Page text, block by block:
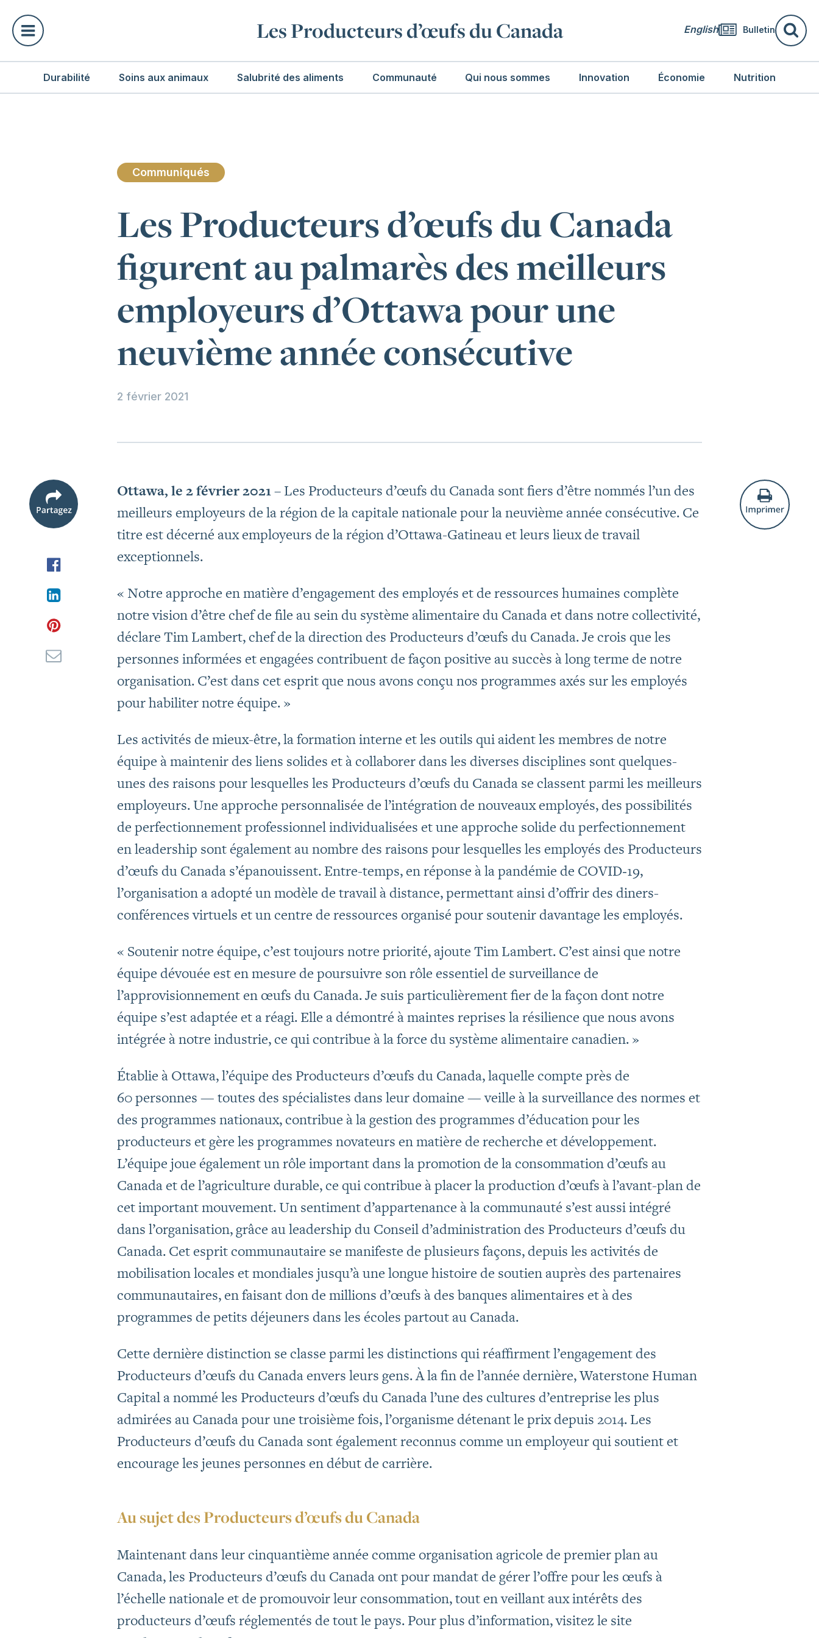
Les Producteurs d’œufs du Canada English Bulletin
Durabilité Soins aux animaux Salubrité des aliments Communauté Qui nous sommes Innovation Économie Nutrition
Communiqués
Les Producteurs d’œufs du Canada
figurent au palmarès des meilleurs
employeurs d’Ottawa pour une
neuvième année consécutive
2 février 2021
Ottawa, le 2 février 2021– Les Producteurs d’œufs du Canada sont fiers d’être nommés l’un des
meilleurs employeurs de la région de la capitale nationale pour la neuvième année consécutive. Ce
titre est décerné aux employeurs de la région d’Ottawa-Gatineau et leurs lieux de travail
exceptionnels.
« Notre approche en matière d’engagement des employés et de ressources humaines complète
notre vision d’être chef de file au sein du système alimentaire du Canada et dans notre collectivité,
déclare Tim Lambert, chef de la direction des Producteurs d’œufs du Canada. Je crois que les
personnes informées et engagées contribuent de façon positive au succès à long terme de notre
organisation. C’est dans cet esprit que nous avons conçu nos programmes axés sur les employés
pour habiliter notre équipe. »
Les activités de mieux-être, la formation interne et les outils qui aident les membres de notre
équipe à maintenir des liens solides et à collaborer dans les diverses disciplines sont quelques-
unes des raisons pour lesquelles les Producteurs d’œufs du Canada se classent parmi les meilleurs
employeurs. Une approche personnalisée de l’intégration de nouveaux employés, des possibilités
de perfectionnement professionnel individualisées et une approche solide du perfectionnement
en leadership sont également au nombre des raisons pour lesquelles les employés des Producteurs
d’œufs du Canada s’épanouissent. Entre-temps, en réponse à la pandémie de COVID‑19,
l’organisation a adopté un modèle de travail à distance, permettant ainsi d’offrir des diners-
conférences virtuels et un centre de ressources organisé pour soutenir davantage les employés.
« Soutenir notre équipe, c’est toujours notre priorité, ajoute Tim Lambert. C’est ainsi que notre
équipe dévouée est en mesure de poursuivre son rôle essentiel de surveillance de
l’approvisionnement en œufs du Canada. Je suis particulièrement fier de la façon dont notre
équipe s’est adaptée et a réagi. Elle a démontré à maintes reprises la résilience que nous avons
intégrée à notre industrie, ce qui contribue à la force du système alimentaire canadien. »
Établie à Ottawa, l’équipe des Producteurs d’œufs du Canada, laquelle compte près de
60 personnes — toutes des spécialistes dans leur domaine — veille à la surveillance des normes et
des programmes nationaux, contribue à la gestion des programmes d’éducation pour les
producteurs et gère les programmes novateurs en matière de recherche et développement.
L’équipe joue également un rôle important dans la promotion de la consommation d’œufs au
Canada et de l’agriculture durable, ce qui contribue à placer la production d’œufs à l’avant-plan de
cet important mouvement. Un sentiment d’appartenance à la communauté s’est aussi intégré
dans l’organisation, grâce au leadership du Conseil d’administration des Producteurs d’œufs du
Canada. Cet esprit communautaire se manifeste de plusieurs façons, depuis les activités de
mobilisation locales et mondiales jusqu’à une longue histoire de soutien auprès des partenaires
communautaires, en faisant don de millions d’œufs à des banques alimentaires et à des
programmes de petits déjeuners dans les écoles partout au Canada.
Cette dernière distinction se classe parmi les distinctions qui réaffirment l’engagement des
Producteurs d’œufs du Canada envers leurs gens. À la fin de l’année dernière, Waterstone Human
Capital a nommé les Producteurs d’œufs du Canada l’une des cultures d’entreprise les plus
admirées au Canada pour une troisième fois, l’organisme détenant le prix depuis 2014. Les
Producteurs d’œufs du Canada sont également reconnus comme un employeur qui soutient et
encourage les jeunes personnes en début de carrière.
Au sujet des Producteurs d’œufs du Canada
Maintenant dans leur cinquantième année comme organisation agricole de premier plan au
Canada, les Producteurs d’œufs du Canada ont pour mandat de gérer l’offre pour les œufs à
l’échelle nationale et de promouvoir leur consommation, tout en veillant aux intérêts des
producteurs d’œufs réglementés de tout le pays. Pour plus d’information, visitez le site